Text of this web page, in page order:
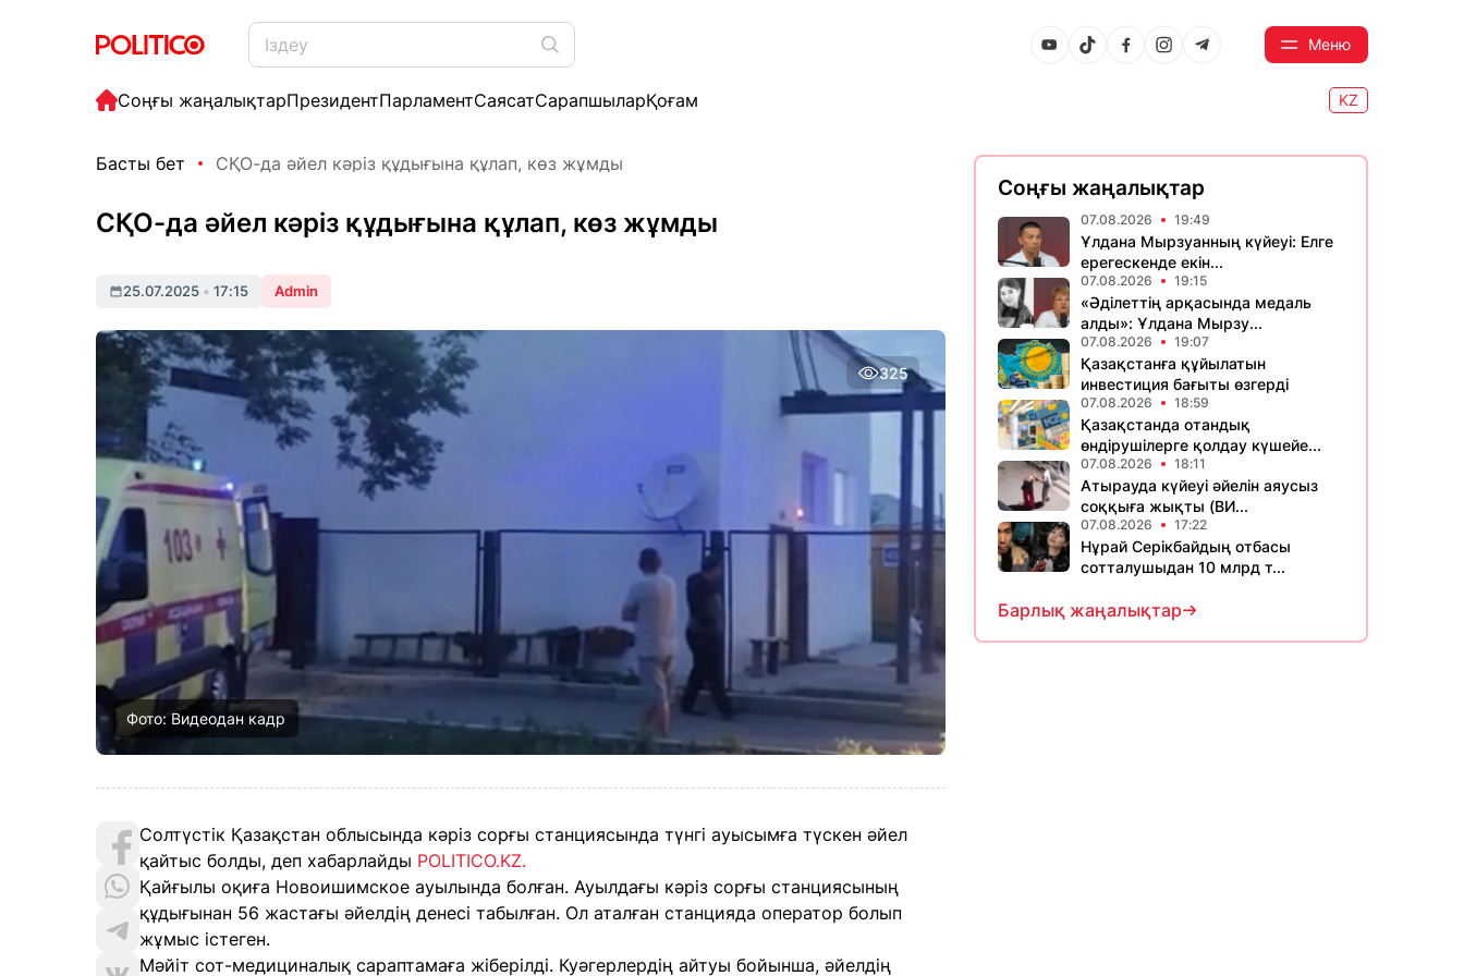
Меню
Соңғы жаңалықтарПрезидентПарламентСаясатСарапшыларҚоғам KZ
Басты бет СҚО-да әйел кәріз құдығына құлап, көз жұмды
СҚО-да әйел кәріз құдығына құлап, көз жұмды
25.07.2025 • 17:15 Admin
325
Фото: Видеодан кадр
Солтүстік Қазақстан облысында кәріз сорғы станциясында түнгі ауысымға түскен әйел
қайтыс болды, деп хабарлайды POLITICO.KZ.
Қайғылы оқиға Новоишимское ауылында болған. Ауылдағы кәріз сорғы станциясының
құдығынан 56 жастағы әйелдің денесі табылған. Ол аталған станцияда оператор болып
жұмыс істеген.
Мәйіт сот-медициналық сараптамаға жіберілді. Куәгерлердің айтуы бойынша, әйелдің
Соңғы жаңалықтар
07.08.2026 19:49
Ұлдана Мырзуанның күйеуі: Елге
ерегескенде екін...
07.08.2026 19:15
«Әділеттің арқасында медаль
алды»: Ұлдана Мырзу...
07.08.2026 19:07
Қазақстанға құйылатын
инвестиция бағыты өзгерді
07.08.2026 18:59
Қазақстанда отандық
өндірушілерге қолдау күшейе...
07.08.2026 18:11
Атырауда күйеуі әйелін аяусыз
соққыға жықты (ВИ...
07.08.2026 17:22
Нұрай Серікбайдың отбасы
сотталушыдан 10 млрд т...
Барлық жаңалықтар